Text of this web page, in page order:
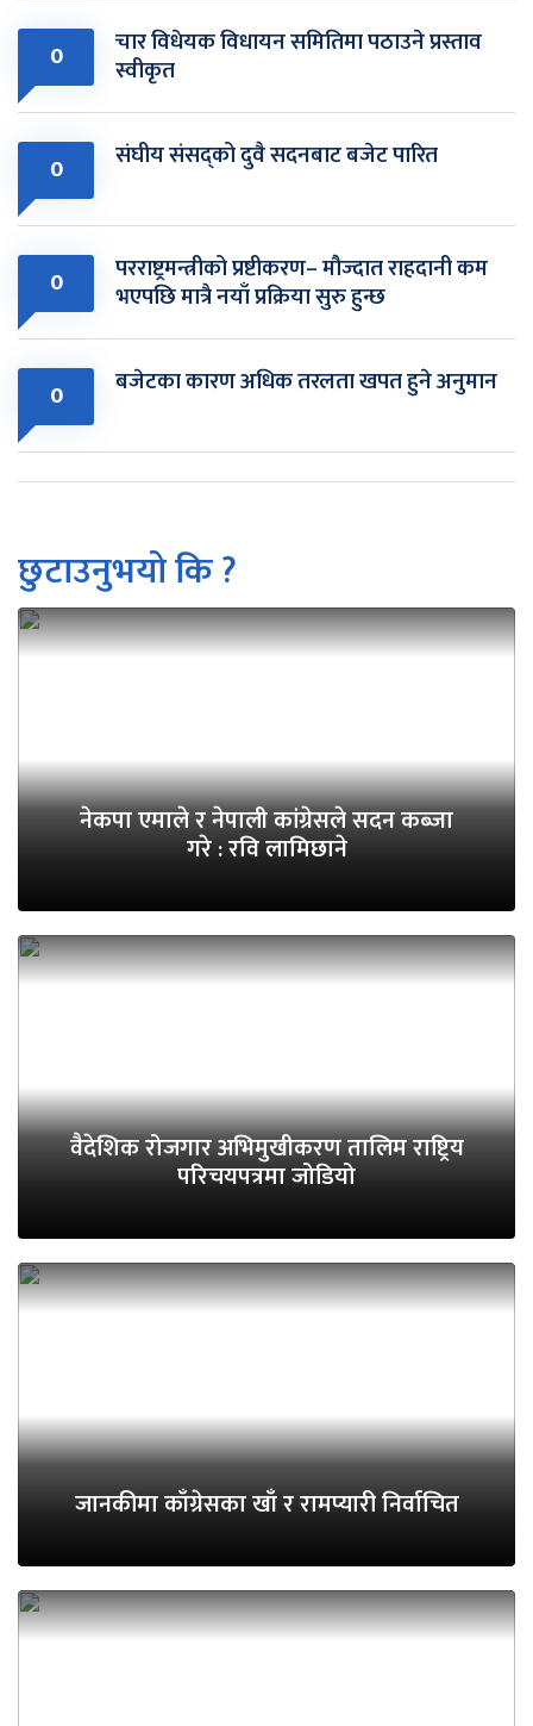
0 चार विधेयक विधायन समितिमा पठाउने प्रस्ताव
स्वीकृत
0 संघीय संसद्को दुवै सदनबाट बजेट पारित
0 परराष्ट्रमन्त्रीको प्रष्टीकरण– मौज्दात राहदानी कम
भएपछि मात्रै नयाँ प्रक्रिया सुरु हुन्छ
0 बजेटका कारण अधिक तरलता खपत हुने अनुमान
छुटाउनुभयो कि ?
नेकपा एमाले र नेपाली कांग्रेसले सदन कब्जा
गरे : रवि लामिछाने
वैदेशिक रोजगार अभिमुखीकरण तालिम राष्ट्रिय
परिचयपत्रमा जोडियो
जानकीमा काँग्रेसका खाँ र रामप्यारी निर्वाचित